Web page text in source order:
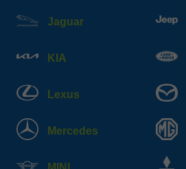
Jaguar
KIA
Lexus
Mercedes